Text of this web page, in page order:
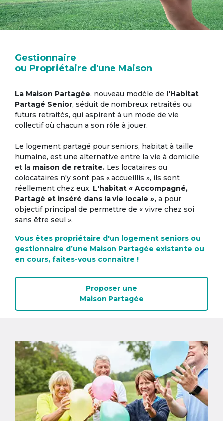
Gestionnaire
ou Propriétaire d'une Maison
La Maison Partagée, nouveau modèle de l'Habitat
Partagé Senior, séduit de nombreux retraités ou
futurs retraités, qui aspirent à un mode de vie
collectif où chacun a son rôle à jouer.
Le logement partagé pour seniors, habitat à taille
humaine, est une alternative entre la vie à domicile
et la maison de retraite. Les locataires ou
colocataires n'y sont pas « accueillis », ils sont
réellement chez eux. L'habitat « Accompagné,
Partagé et inséré dans la vie locale », a pour
objectif principal de permettre de « vivre chez soi
sans être seul ».
Vous êtes propriétaire d'un logement seniors ou
gestionnaire d’une Maison Partagée existante ou
en cours, faites-vous connaître !
Proposer une
Maison Partagée